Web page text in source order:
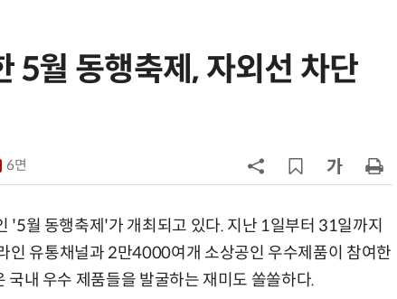
5월 동행축제, 자외선 차단
6면
'5월 동행축제'가 개최되고 있다. 지난 1일부터 31일까지
인 유통채널과 2만4000여개 소상공인 우수제품이 참여한
내 우수 제품들을 발굴하는 재미도 쏠쏠하다.
6
'게이밍위크' 삼성전자-LG전자 유럽
주가 부양 '총력전'
다…최종 낙찰자 선정
코스피 급등에 매수 사이드카 발동